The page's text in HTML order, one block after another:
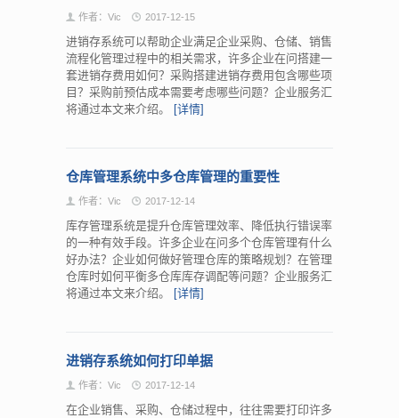
作者：Vic 2017-12-15
进销存系统可以帮助企业满足企业采购、仓储、销售
流程化管理过程中的相关需求，许多企业在问搭建一
套进销存费用如何？采购搭建进销存费用包含哪些项
目？采购前预估成本需要考虑哪些问题？企业服务汇
将通过本文来介绍。 [详情]
仓库管理系统中多仓库管理的重要性
作者：Vic 2017-12-14
库存管理系统是提升仓库管理效率、降低执行错误率
的一种有效手段。许多企业在问多个仓库管理有什么
好办法？企业如何做好管理仓库的策略规划？在管理
仓库时如何平衡多仓库库存调配等问题？企业服务汇
将通过本文来介绍。 [详情]
进销存系统如何打印单据
作者：Vic 2017-12-14
在企业销售、采购、仓储过程中，往往需要打印许多